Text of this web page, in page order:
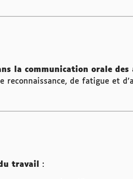
la communication orale
reconnaissance, de fatigue et
travail :